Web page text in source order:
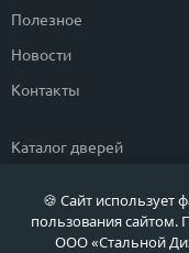
Полезное
Новости
Контакты
Каталог дверей
Популярные двери
🍪 Сайт использует
пользования сайтом.
ООО «Стальной